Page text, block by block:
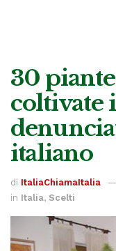
30
coltivate
italiano
di ItaliaChiamaItalia
in Italia, Scelti